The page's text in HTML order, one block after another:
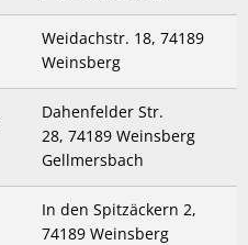
Weidachstr. 18, 74189
Weinsberg
Dahenfelder Str.
28, 74189 Weinsberg
Gellmersbach
In den Spitzäckern 2,
74189 Weinsberg